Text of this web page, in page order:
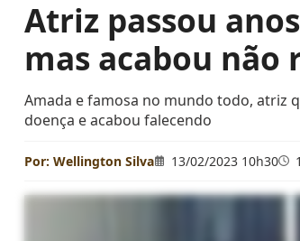
Atriz passou
mas acabou
Amada e famosa no mundo todo, atriz
doença e acabou falecendo
Por: Wellington Silva 13/02/2023 10h30